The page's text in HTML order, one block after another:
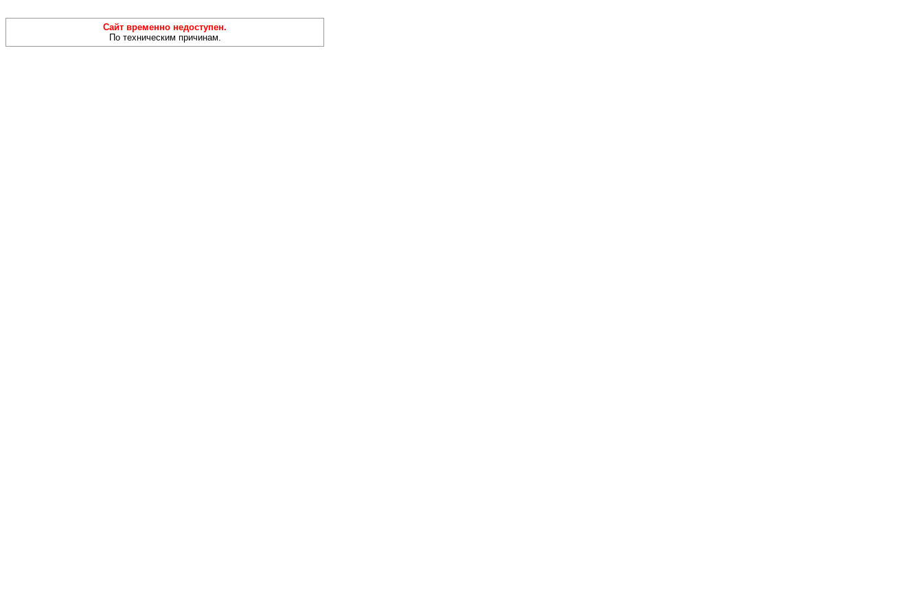
Сайт временно недоступен.
По техническим причинам.